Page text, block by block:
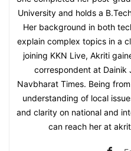
University and holds a
Her background in both
explain complex topics in a
joining KKN Live, Akriti
correspondent at Dainik
Navbharat Times. Being
understanding of local
and clarity on national and
can reach her at